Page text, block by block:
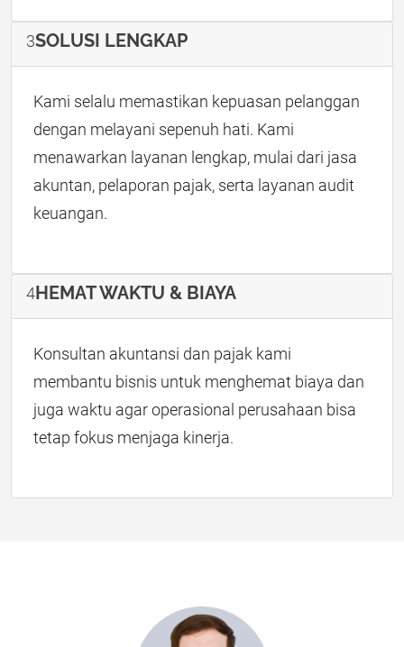
3SOLUSI LENGKAP
Kami selalu memastikan kepuasan pelanggan
dengan melayani sepenuh hati. Kami
menawarkan layanan lengkap, mulai dari jasa
akuntan, pelaporan pajak, serta layanan audit
keuangan.
4HEMAT WAKTU & BIAYA
Konsultan akuntansi dan pajak kami
membantu bisnis untuk menghemat biaya dan
juga waktu agar operasional perusahaan bisa
tetap fokus menjaga kinerja.